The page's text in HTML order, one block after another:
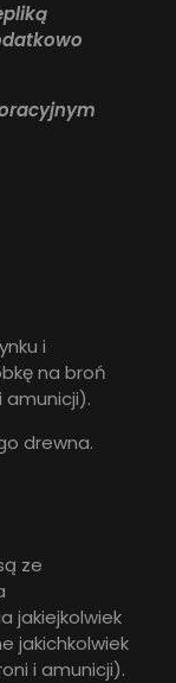
i
na broń
amunicji).
drewna.
ze
jakiejkolwiek
jakichkolwiek
i amunicji).